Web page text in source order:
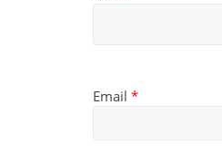
Email *